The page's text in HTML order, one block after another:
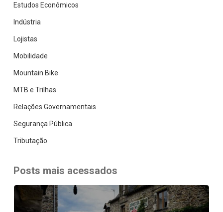
Estudos Econômicos
Indústria
Lojistas
Mobilidade
Mountain Bike
MTB e Trilhas
Relações Governamentais
Segurança Pública
Tributação
Posts mais acessados